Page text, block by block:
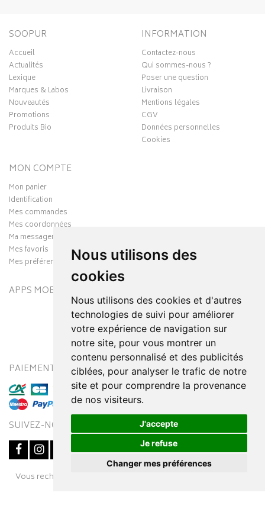
Nous utilisons des
cookies
Nous utilisons des cookies et d'autres
technologies de suivi pour améliorer
votre expérience de navigation sur
notre site, pour vous montrer un
contenu personnalisé et des publicités
ciblées, pour analyser le trafic de notre
site et pour comprendre la provenance
de nos visiteurs.
J'accepte
Je refuse
Changer mes préférences
SOOPUR
Accueil
Actualités
Lexique
Marques & Labos
Nouveautés
Promotions
Produits Bio
INFORMATION
Contactez-nous
Qui sommes-nous ?
Poser une question
Livraison
Mentions légales
CGV
Données personnelles
Cookies
MON COMPTE
Mon panier
Identification
Mes commandes
Mes coordonnées
Ma messagerie
Mes favoris
Mes préférences Cookies
APPS MOBILES
PAIEMENT SÉCURISÉ MODES DE LIVRAISON
SUIVEZ-NOUS SUR
Vous recherchez un médicament ? Découvrez la pharmacie en